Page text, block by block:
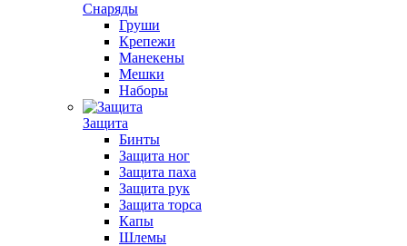
Снаряды
Груши
Крепежи
Манекены
Мешки
Наборы
Защита
Бинты
Защита ног
Защита паха
Защита рук
Защита торса
Капы
Шлемы